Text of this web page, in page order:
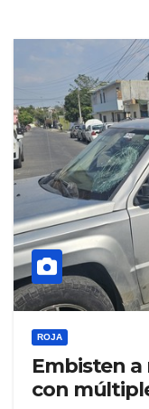
ROJA
Embisten
con